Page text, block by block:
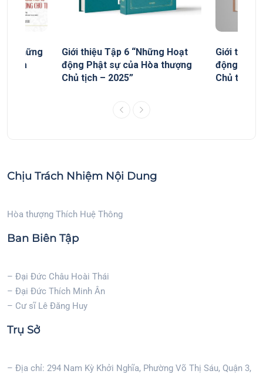
“Những
Hòa
Giới thiệu Tập 6 “Những Hoạt
động Phật sự của Hòa thượng
Chủ tịch – 2025”
Giới thiệu
động
Chủ tịch”
Chịu Trách Nhiệm Nội Dung
Hòa thượng Thích Huệ Thông
Ban Biên Tập
– Đại Đức Châu Hoài Thái
– Đại Đức Thích Minh Ân
– Cư sĩ Lê Đăng Huy
Trụ Sở
– Địa chỉ: 294 Nam Kỳ Khởi Nghĩa, Phường Võ Thị Sáu, Quận 3,